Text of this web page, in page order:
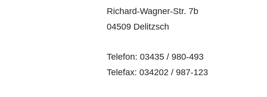
Richard-Wagner-Str. 7b
04509 Delitzsch
Telefon: 03435 / 980-493
Telefax: 034202 / 987-123